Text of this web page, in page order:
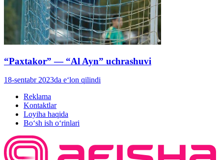
“Paxtakor” — “Al Ayn” uchrashuvi
18-sentabr 2023da e‘lon qilindi
Reklama
Kontaktlar
Loyiha haqida
Bo‘sh ish o‘rinlari